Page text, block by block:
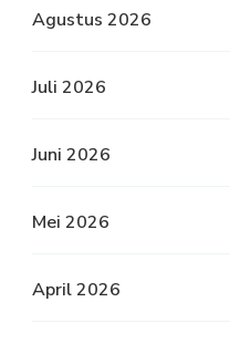
Agustus 2026
Juli 2026
Juni 2026
Mei 2026
April 2026